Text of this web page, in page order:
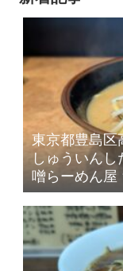
東京都豊島区
しゅういん
噌らーめん屋